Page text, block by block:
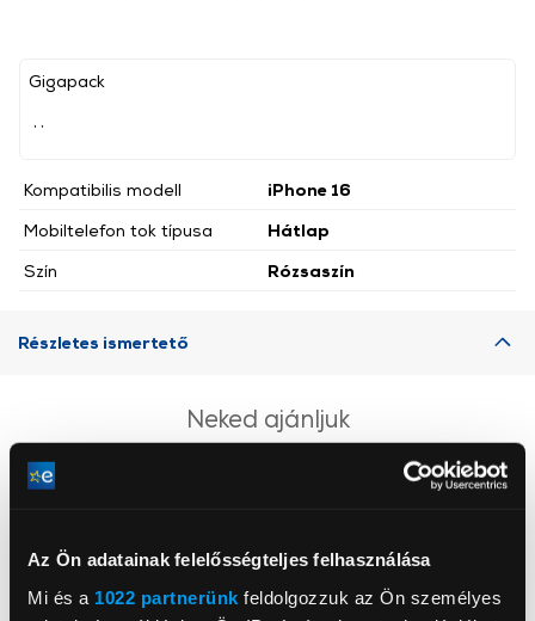
Az Ön adatainak felelősségteljes felhasználása
Mi és a 1022 partnerünk feldolgozzuk az Ön személyes
Gigapack
Kompatibilis modell
iPhone 16
Mobiltelefon tok típusa
Hátlap
Szín
Rózsaszín
Részletes ismertető
Neked ajánljuk